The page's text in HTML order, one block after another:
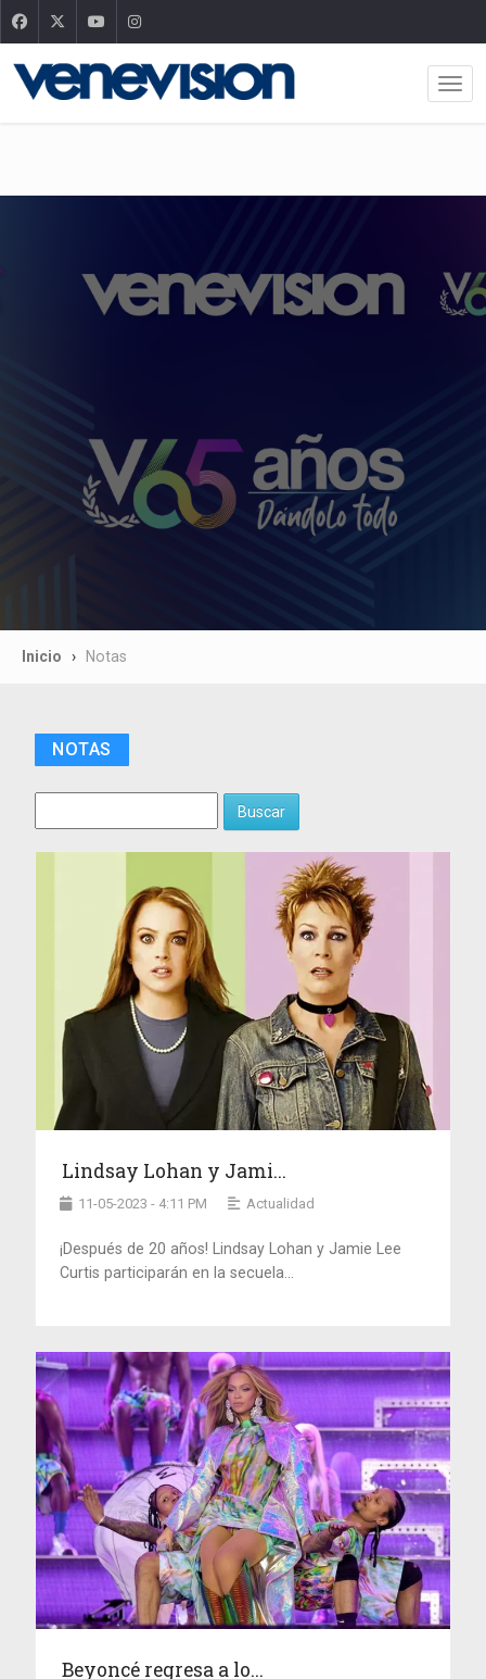
Inicio Notas
NOTAS
Buscar
Lindsay Lohan y Jami...
11-05-2023 - 4:11 PM Actualidad
¡Después de 20 años! Lindsay Lohan y Jamie Lee
Curtis participarán en la secuela...
Beyoncé regresa a lo...